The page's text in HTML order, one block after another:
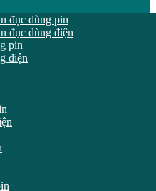
đục dùng pin
đục dùng điện
pin
điện